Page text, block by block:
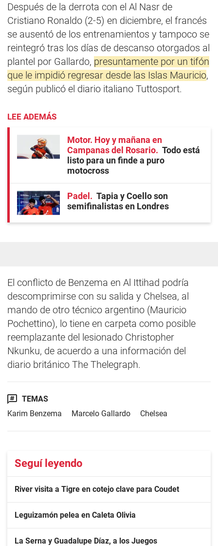
Después de la derrota con el Al Nasr de
Cristiano Ronaldo (2-5) en diciembre, el francés
se ausentó de los entrenamientos y tampoco se
reintegró tras los días de descanso otorgados al
plantel por Gallardo, presuntamente por un tifón
que le impidió regresar desde las Islas Mauricio,
según publicó el diario italiano Tuttosport.
LEE ADEMÁS
Motor. Hoy y mañana en
Campanas del Rosario
Todo está
listo para un finde a puro
motocross
Padel
Tapia y Coello son
semifinalistas en Londres
El conflicto de Benzema en Al Ittihad podría
descomprimirse con su salida y Chelsea, al
mando de otro técnico argentino (Mauricio
Pochettino), lo tiene en carpeta como posible
reemplazante del lesionado Christopher
Nkunku, de acuerdo a una información del
diario británico The Thelegraph.
TEMAS
Karim Benzema
Marcelo Gallardo Chelsea
Seguí leyendo
River visita a Tigre en cotejo clave para Coudet
Leguizamón pelea en Caleta Olivia
La Serna y Guadalupe Díaz, a los Juegos